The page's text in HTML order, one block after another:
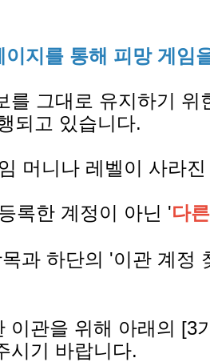
지를 통해 피망 게임
를 그대로 유지하기 위
되고 있습니다.
머니나 레벨이 사라
록한 계정이 아닌 '다
과 하단의 '이관 계정
이관을 위해 아래의 [3
시기 바랍니다.